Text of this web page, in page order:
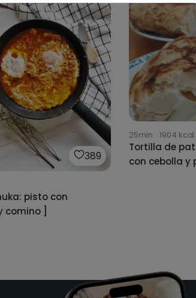
389
pisto con
comino ]
25min · 1904 kcal
Tortilla de